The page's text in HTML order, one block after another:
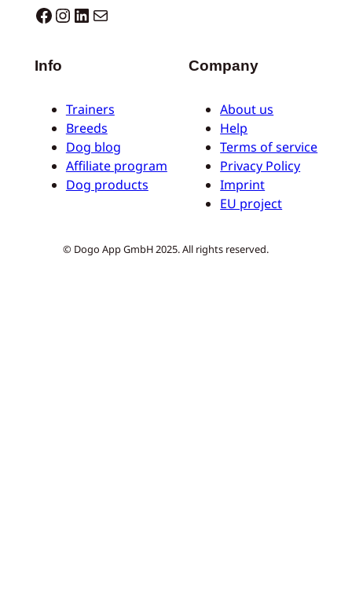
Dogo facebook InstagramLinkedIn Mail
Info
Trainers
Breeds
Dog blog
Affiliate program
Dog products
Company
About us
Help
Terms of service
Privacy Policy
Imprint
EU project
© Dogo App GmbH 2025. All rights reserved.